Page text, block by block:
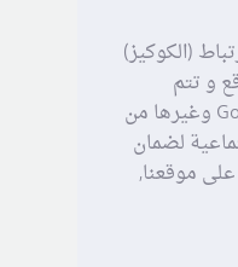
(الكوكيز)
و تتم
مشاركة بعض المعلومات مع Google وغيرها من
لضمان
موقعنا,